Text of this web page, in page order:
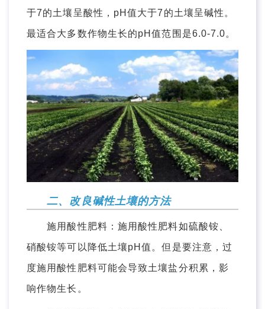
于7的土壤呈酸性，pH值大于7的土壤呈碱性。
最适合大多数作物生长的pH值范围是6.0-7.0。
二、改良碱性土壤的方法
施用酸性肥料：施用酸性肥料如硫酸铵、
硝酸铵等可以降低土壤pH值。但是要注意，过
度施用酸性肥料可能会导致土壤盐分积累，影
响作物生长。